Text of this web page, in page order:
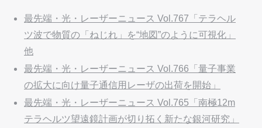
最先端・光・レーザーニュース Vol.767「テラヘル
ツ波で物質の「ねじれ」を“地図”のように可視化」
他
最先端・光・レーザーニュース Vol.766「量子事業
の拡大に向け量子通信用レーザの出荷を開始」
最先端・光・レーザーニュース Vol.765「南極12m
テラヘルツ望遠鏡計画が切り拓く新たな銀河研究」